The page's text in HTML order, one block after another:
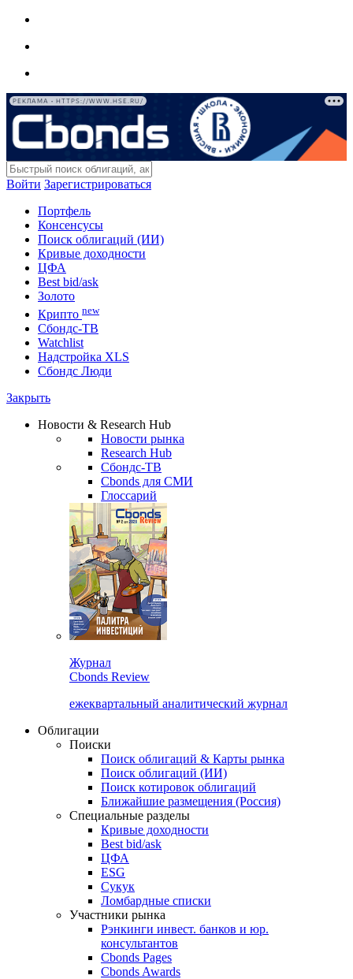
РЕКЛАМА • HTTPS://WWW.HSE.RU/
Войти Зарегистрироваться
Портфель
Консенсусы
Поиск облигаций (ИИ)
Кривые доходности
ЦФА
Best bid/ask
Золото
Крипто new
Сбондс-ТВ
Watchlist
Надстройка XLS
Сбондс Люди
Закрыть
Новости & Research Hub
Новости рынка
Research Hub
Сбондс-ТВ
Cbonds для СМИ
Глоссарий
Журнал
Cbonds Review
ежеквартальный аналитический журнал
Облигации
Поиски
Поиск облигаций & Карты рынка
Поиск облигаций (ИИ)
Поиск котировок облигаций
Ближайшие размещения (Россия)
Специальные разделы
Кривые доходности
Best bid/ask
ЦФА
ESG
Сукук
Ломбардные списки
Участники рынка
Рэнкинги инвест. банков и юр.
консультантов
Cbonds Pages
Cbonds Awards